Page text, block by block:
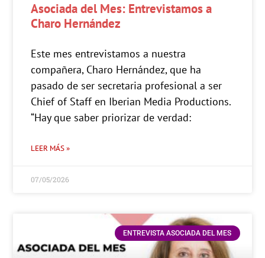
Asociada del Mes: Entrevistamos a
Charo Hernández
Este mes entrevistamos a nuestra
compañera, Charo Hernández, que ha
pasado de ser secretaria profesional a ser
Chief of Staff en Iberian Media Productions.
“Hay que saber priorizar de verdad:
LEER MÁS »
07/05/2026
ENTREVISTA ASOCIADA DEL MES